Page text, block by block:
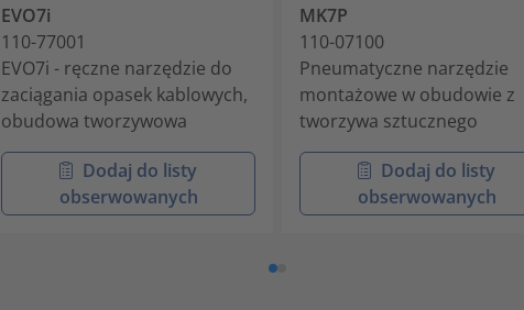
EVO7i
110-77001
EVO7i - ręczne narzędzie do
zaciągania opasek kablowych,
obudowa tworzywowa
Dodaj do listy
obserwowanych
MK7P
110-07100
Pneumatyczne narzędzie
montażowe w obudowie z
tworzywa sztucznego
Dodaj do listy
obserwowanych